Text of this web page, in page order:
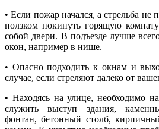
• Если пожар начался, а стрельба не
ползком покинуть горящую
собой двери. В подъезде лучше
окон, например в нише.
• Опасно подходить к окнам и
случае, если стреляют далеко от
• Находясь на улице, необходимо
служить выступ здания,
фонтан, бетонный столб,